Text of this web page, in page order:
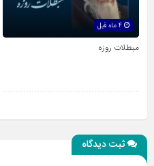
4 ماه قبل
مبطلات روزه
ثبت دیدگاه